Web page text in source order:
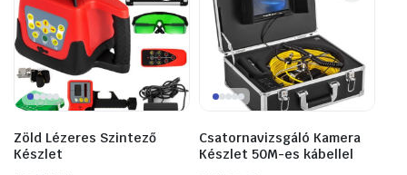
Zöld Lézeres Szintező
Készlet
Csatornavizsgáló Kamera
Készlet 50M-es kábellel